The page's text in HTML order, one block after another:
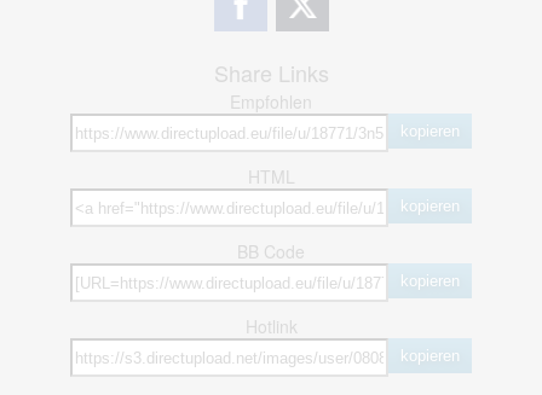
Share Links
Empfohlen
kopieren
HTML
kopieren
BB Code
kopieren
Hotlink
kopieren